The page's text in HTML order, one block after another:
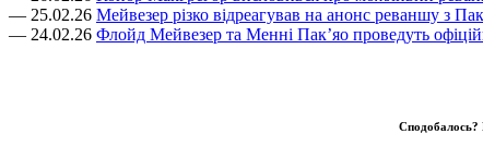
— 25.02.26 Мейвезер різко відреагував на анонс реваншу з
— 24.02.26 Флойд Мейвезер та Менні Пак’яо проведуть
Сподобалось?